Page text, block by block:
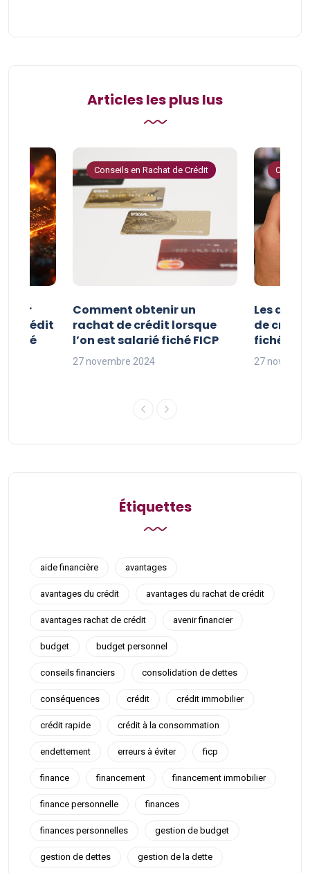
Articles les plus lus
pour
crédit
fiché
Conseils en Rachat de Crédit
Comment obtenir un
rachat de crédit lorsque
l’on est salarié fiché FICP
27 novembre 2024
Les
de crédit
fichés
27
Étiquettes
aide financière avantages
avantages du crédit avantages du rachat de crédit
avantages rachat de crédit avenir financier
budget budget personnel
conseils financiers consolidation de dettes
conséquences crédit crédit immobilier
crédit rapide crédit à la consommation
endettement erreurs à éviter ficp
finance financement financement immobilier
finance personnelle finances
finances personnelles gestion de budget
gestion de dettes gestion de la dette